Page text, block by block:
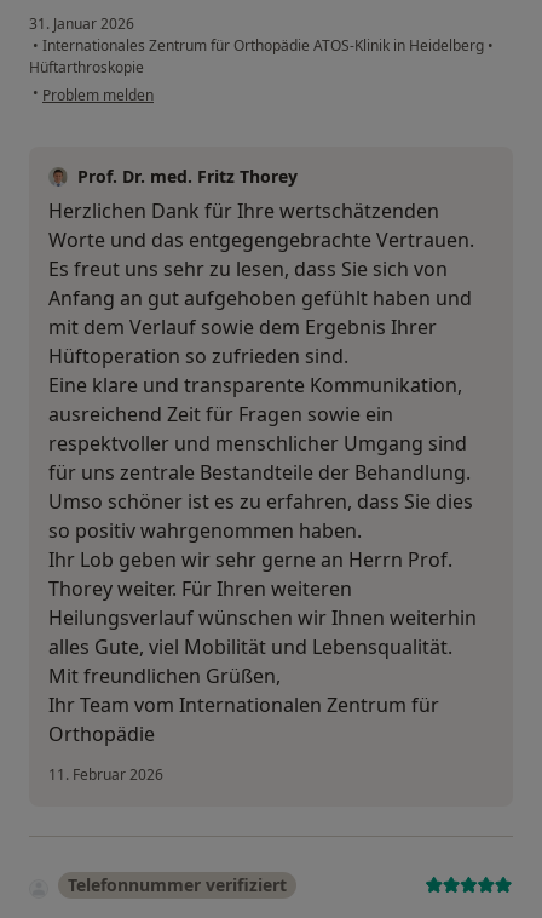
31. Januar 2026
• Internationales Zentrum für Orthopädie ATOS-Klinik in Heidelberg •
Hüftarthroskopie
• Problem melden
Prof. Dr. med. Fritz Thorey
Herzlichen Dank für Ihre wertschätzenden
Worte und das entgegengebrachte Vertrauen.
Es freut uns sehr zu lesen, dass Sie sich von
Anfang an gut aufgehoben gefühlt haben und
mit dem Verlauf sowie dem Ergebnis Ihrer
Hüftoperation so zufrieden sind.
Eine klare und transparente Kommunikation,
ausreichend Zeit für Fragen sowie ein
respektvoller und menschlicher Umgang sind
für uns zentrale Bestandteile der Behandlung.
Umso schöner ist es zu erfahren, dass Sie dies
so positiv wahrgenommen haben.
Ihr Lob geben wir sehr gerne an Herrn Prof.
Thorey weiter. Für Ihren weiteren
Heilungsverlauf wünschen wir Ihnen weiterhin
alles Gute, viel Mobilität und Lebensqualität.
Mit freundlichen Grüßen,
Ihr Team vom Internationalen Zentrum für
Orthopädie
11. Februar 2026
Telefonnummer verifiziert